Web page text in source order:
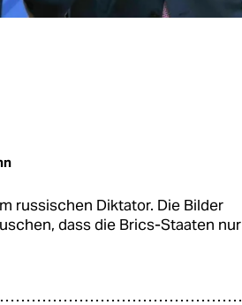
russischen Diktator. Die Bilder
dass die Brics-Staaten nur